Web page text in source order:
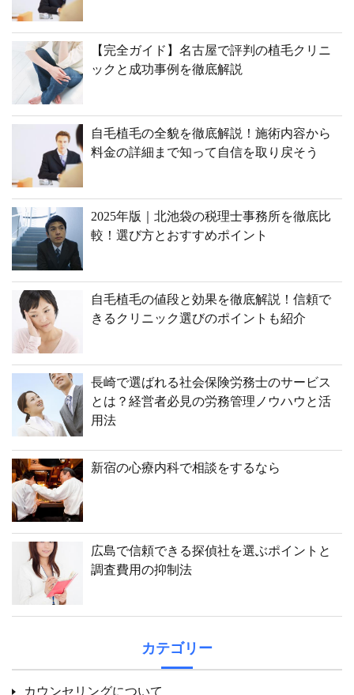
【完全ガイド】名古屋で評判の植毛クリニ
ックと成功事例を徹底解説
自毛植毛の全貌を徹底解説！施術内容から
料金の詳細まで知って自信を取り戻そう
2025年版｜北池袋の税理士事務所を徹底比
較！選び方とおすすめポイント
自毛植毛の値段と効果を徹底解説！信頼で
きるクリニック選びのポイントも紹介
長崎で選ばれる社会保険労務士のサービス
とは？経営者必見の労務管理ノウハウと活
用法
新宿の心療内科で相談をするなら
広島で信頼できる探偵社を選ぶポイントと
調査費用の抑制法
カテゴリー
カウンセリングについて